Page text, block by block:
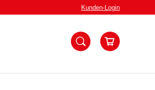
Zum
Warenkorb
Kunden-Login